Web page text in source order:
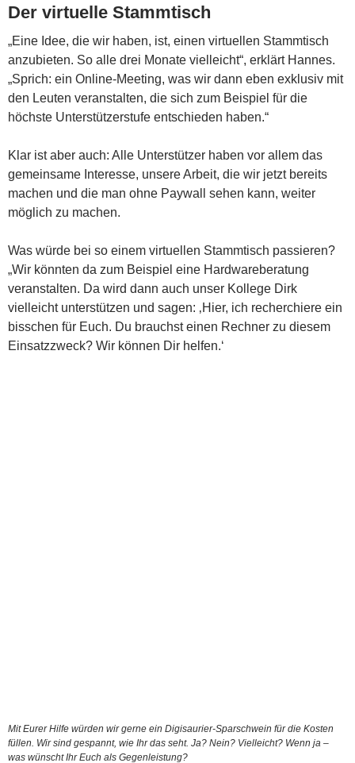
Der virtuelle Stammtisch
„Eine Idee, die wir haben, ist, einen virtuellen Stammtisch
anzubieten. So alle drei Monate vielleicht“, erklärt Hannes.
„Sprich: ein Online-Meeting, was wir dann eben exklusiv mit
den Leuten veranstalten, die sich zum Beispiel für die
höchste Unterstützerstufe entschieden haben.“
Klar ist aber auch: Alle Unterstützer haben vor allem das
gemeinsame Interesse, unsere Arbeit, die wir jetzt bereits
machen und die man ohne Paywall sehen kann, weiter
möglich zu machen.
Was würde bei so einem virtuellen Stammtisch passieren?
„Wir könnten da zum Beispiel eine Hardwareberatung
veranstalten. Da wird dann auch unser Kollege Dirk
vielleicht unterstützen und sagen: ‚Hier, ich recherchiere ein
bisschen für Euch. Du brauchst einen Rechner zu diesem
Einsatzzweck? Wir können Dir helfen.‘
Mit Eurer Hilfe würden wir gerne ein Digisaurier-Sparschwein für die Kosten
füllen. Wir sind gespannt, wie Ihr das seht. Ja? Nein? Vielleicht? Wenn ja –
was wünscht Ihr Euch als Gegenleistung?